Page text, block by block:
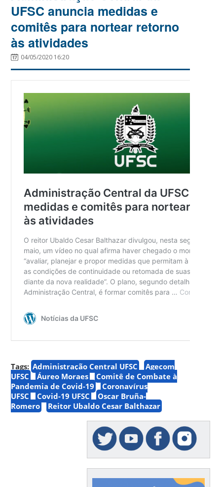
UFSC anuncia medidas e
comitês para nortear retorno
às atividades
04/05/2020 16:20
Tags: Administração Central UFSC
Agecom
UFSC
Áureo Moraes
Comitê de Combate à
Pandemia de Covid-19
Coronavírus
UFSC
Covid-19 UFSC
Oscar Bruña-
Romero
Reitor Ubaldo Cesar Balthazar